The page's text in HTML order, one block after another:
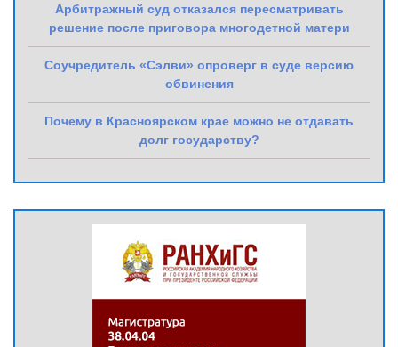
Арбитражный суд отказался пересматривать
решение после приговора многодетной матери
Соучредитель «Сэлви» опроверг в суде версию
обвинения
Почему в Красноярском крае можно не отдавать
долг государству?